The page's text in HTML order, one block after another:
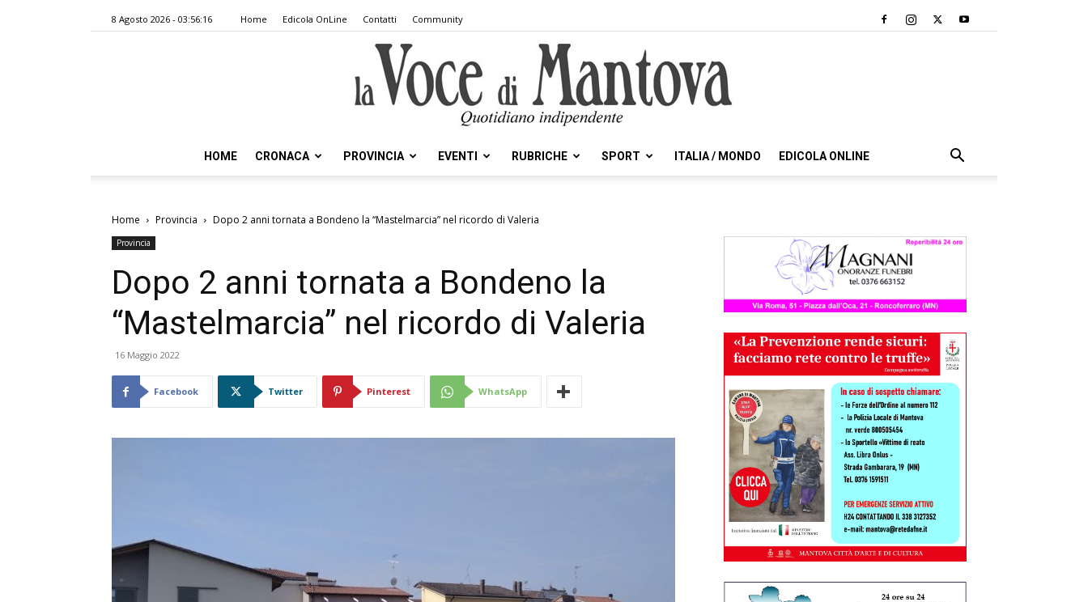
8 Agosto 2026 - 03:56:16 Home Edicola OnLine Contatti Community
Voce
HOME CRONACA PROVINCIA EVENTI RUBRICHE SPORT ITALIA / MONDO EDICOLA ONLINE
Home Provincia Dopo 2 anni tornata a Bondeno la “Mastelmarcia” nel ricordo di Valeria
Provincia
Dopo 2 anni tornata a Bondeno la
“Mastelmarcia” nel ricordo di Valeria
16 Maggio 2022
Facebook Twitter Pinterest WhatsApp